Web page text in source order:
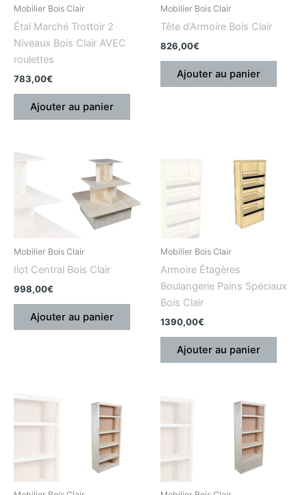
Mobilier Bois Clair
Étal Marché Trottoir 2
Niveaux Bois Clair AVEC
roulettes
783,00€
Ajouter au panier
Mobilier Bois Clair
Tête d’Armoire Bois Clair
826,00€
Ajouter au panier
Mobilier Bois Clair
Ilot Central Bois Clair
998,00€
Ajouter au panier
Mobilier Bois Clair
Armoire Étagères
Boulangerie Pains Spéciaux
Bois Clair
1390,00€
Ajouter au panier